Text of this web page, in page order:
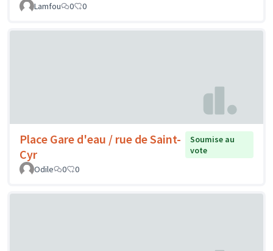
Lamfou 0 0
Place Gare d'eau / rue de Saint-
Cyr
Soumise au
vote
Odile
0 0